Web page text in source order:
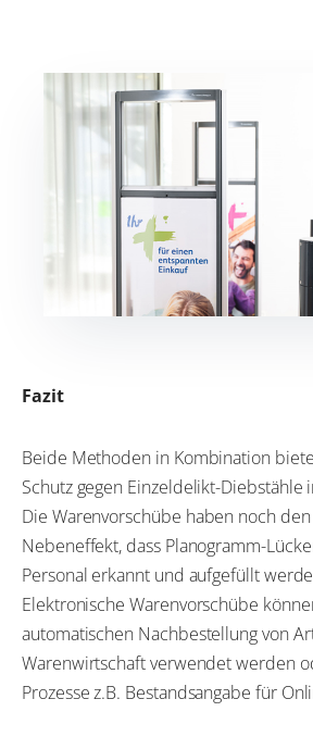
Fazit
Beide Methoden in Kombination
Schutz gegen Einzeldelikt-Diebstähle
Die Warenvorschübe haben noch
Nebeneffekt, dass Planogramm-
Personal erkannt und aufgefüllt
Elektronische Warenvorschübe
automatischen Nachbestellung von
Warenwirtschaft verwendet werden
Prozesse z.B. Bestandsangabe für